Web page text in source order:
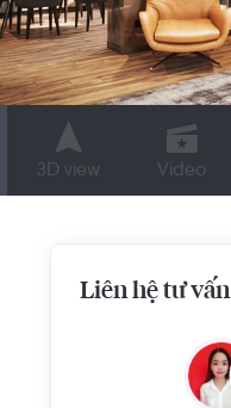
3D view Video
Liên hệ tư vấn